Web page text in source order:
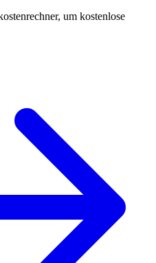
um kostenlose